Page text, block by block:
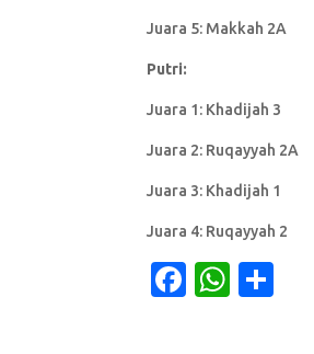
Juara 5: Makkah 2A
Putri:
Juara 1: Khadijah 3
Juara 2: Ruqayyah 2A
Juara 3: Khadijah 1
Juara 4: Ruqayyah 2
F
W